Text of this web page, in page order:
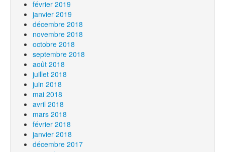
février 2019
janvier 2019
décembre 2018
novembre 2018
octobre 2018
septembre 2018
août 2018
juillet 2018
juin 2018
mai 2018
avril 2018
mars 2018
février 2018
janvier 2018
décembre 2017